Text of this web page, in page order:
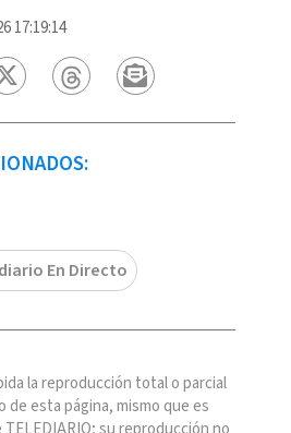
17:19:14
En Directo
la reproducción total o parcial
de esta página, mismo que es